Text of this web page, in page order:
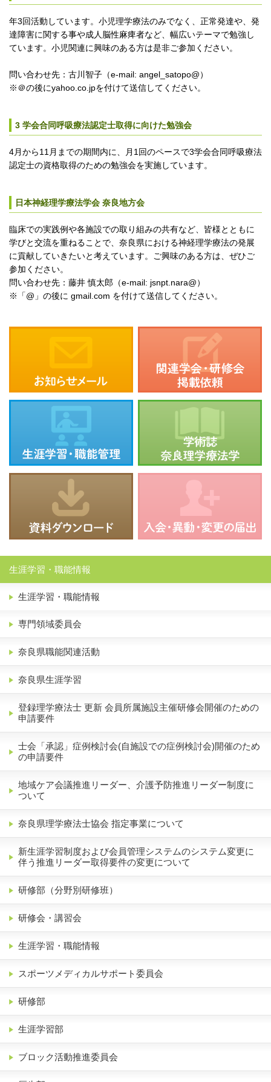
年3回活動しています。小児理学療法のみでなく、正常発達や、発
達障害に関する事や成人脳性麻痺者など、幅広いテーマで勉強し
ています。小児関連に興味のある方は是非ご参加ください。
問い合わせ先：古川智子（e-mail: angel_satopo@）
※＠の後にyahoo.co.jpを付けて送信してください。
3 学会合同呼吸療法認定士取得に向けた勉強会
4月から11月までの期間内に、月1回のペースで3学会合同呼吸療法
認定士の資格取得のための勉強会を実施しています。
日本神経理学療法学会 奈良地方会
臨床での実践例や各施設での取り組みの共有など、皆様とともに
学びと交流を重ねることで、奈良県における神経理学療法の発展
に貢献していきたいと考えています。ご興味のある方は、ぜひご
参加ください。
問い合わせ先：藤井 慎太郎（e-mail: jsnpt.nara@）
※「@」の後に gmail.com を付けて送信してください。
生涯学習・職能情報
生涯学習・職能情報
専門領域委員会
奈良県職能関連活動
奈良県生涯学習
登録理学療法士 更新 会員所属施設主催研修会開催のための
申請要件
士会「承認」症例検討会(自施設での症例検討会)開催のため
の申請要件
地域ケア会議推進リーダー、介護予防推進リーダー制度に
ついて
奈良県理学療法士協会 指定事業について
新生涯学習制度および会員管理システムのシステム変更に
伴う推進リーダー取得要件の変更について
研修部（分野別研修班）
研修会・講習会
生涯学習・職能情報
スポーツメディカルサポート委員会
研修部
生涯学習部
ブロック活動推進委員会